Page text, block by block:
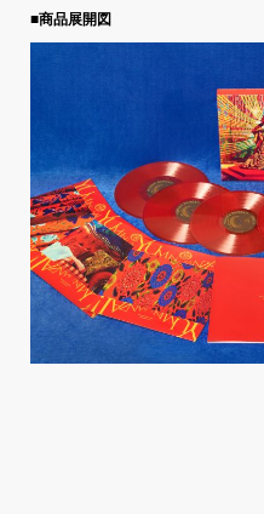
■商品展開図